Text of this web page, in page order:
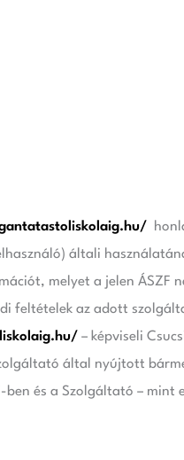
általi
melyet a jelen ÁSZF
feltételek az adott
– képviseli
által nyújtott
és a Szolgáltató – mint